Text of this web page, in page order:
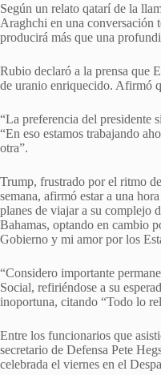
Según un relato qatarí de la
Araghchi en una conversación
producirá más que una
Rubio declaró a la prensa que
de uranio enriquecido. Afirmó
“La preferencia del presidente
“En eso estamos trabajando
otra”.
Trump, frustrado por el ritmo
semana, afirmó estar a una
planes de viajar a su complejo
Bahamas, optando en cambio
Gobierno y mi amor por los
“Considero importante
Social, refiriéndose a su
inoportuna, citando “Todo lo
Entre los funcionarios que
secretario de Defensa Pete
celebrada el viernes en el